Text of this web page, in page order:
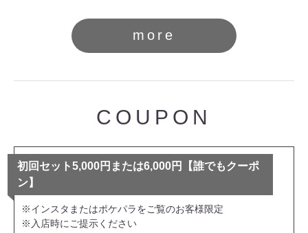
more
COUPON
初回セット5,000円または6,000円【誰でもクーポ
ン】
※インスタまたはポケパラをご覧のお客様限定
※入店時にご提示ください